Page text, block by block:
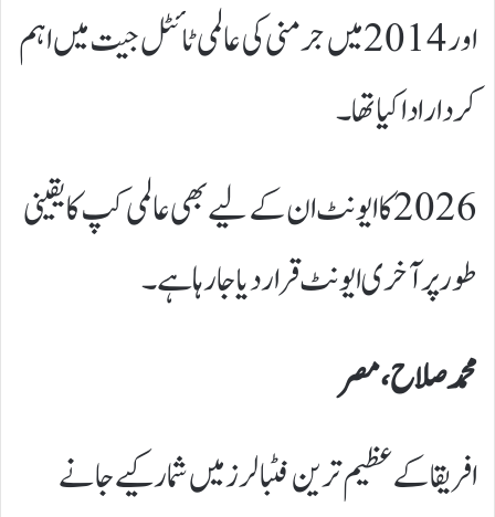
اور 2014 میں جرمنی کی عالمی ٹائٹل جیت میں اہم
کردار ادا کیا تھا۔
2026 کا ایونٹ ان کے لیے بھی عالمی کپ کا یقینی
طور پر آخری ایونٹ قرار دیا جا رہا ہے۔
محمد صلاح، مصر
افریقا کے عظیم ترین فٹبالرز میں شمار کیے جانے